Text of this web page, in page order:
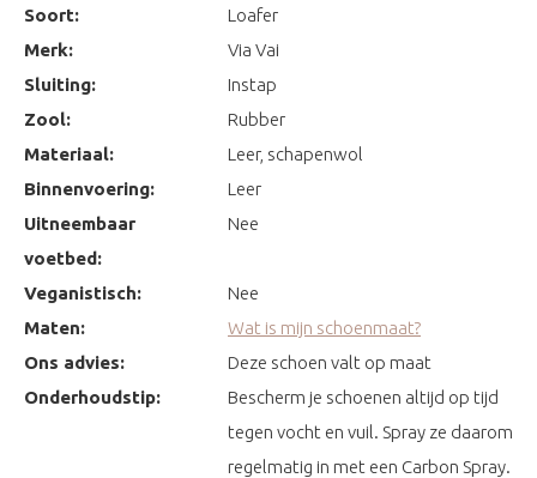
Soort:
Loafer
Merk:
Via Vai
Sluiting:
Instap
Zool:
Rubber
Materiaal:
Leer, schapenwol
Binnenvoering:
Leer
Uitneembaar
voetbed:
Nee
Veganistisch:
Nee
Maten:
Wat is mijn schoenmaat?
Ons advies:
Deze schoen valt op maat
Onderhoudstip:
Bescherm je schoenen altijd op tijd
tegen vocht en vuil. Spray ze daarom
regelmatig in met een Carbon Spray.